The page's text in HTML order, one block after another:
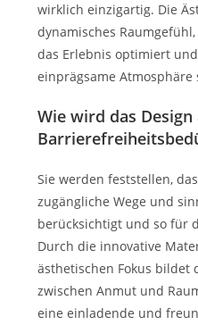
wirklich einzigartig. Die
dynamisches
das Erlebnis optimiert
einprägsame Atmosphäre
Wie wird das
Sie werden feststellen,
zugängliche Wege und
berücksichtigt und so für
Durch die innovative
ästhetischen Fokus bildet
zwischen Anmut und
eine einladende und